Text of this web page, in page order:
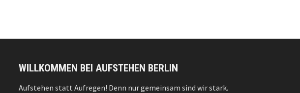
WILLKOMMEN BEI AUFSTEHEN BERLIN
Aufstehen statt Aufregen! Denn nur gemeinsam sind wir stark.